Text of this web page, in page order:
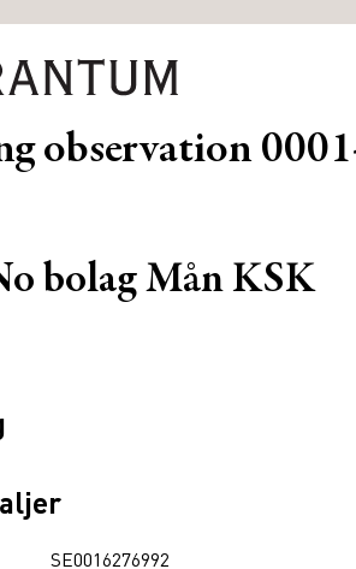
observation
bolag Mån KSK
SE0016276992